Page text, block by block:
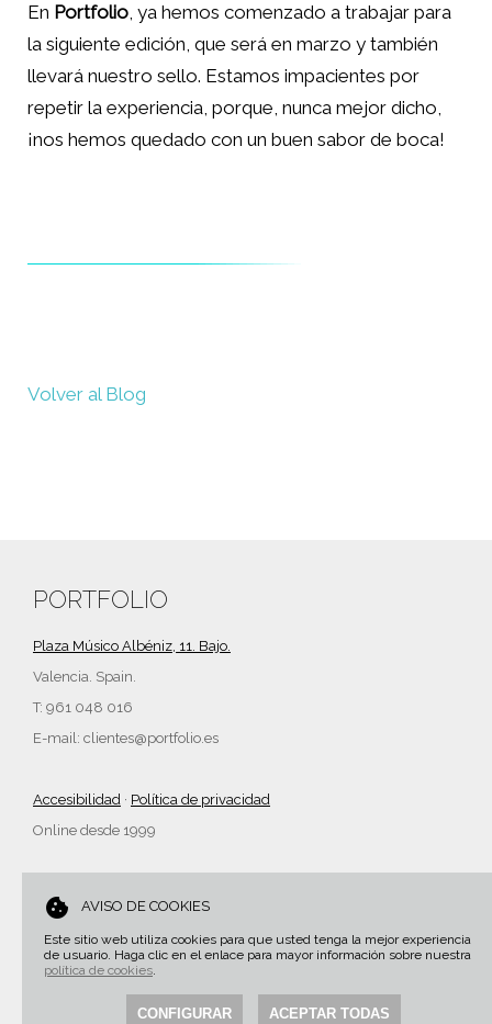
En Portfolio, ya hemos comenzado a trabajar para
la siguiente edición, que será en marzo y también
llevará nuestro sello. Estamos impacientes por
repetir la experiencia, porque, nunca mejor dicho,
¡nos hemos quedado con un buen sabor de boca!
Volver al Blog
PORTFOLIO
Plaza Músico Albéniz, 11. Bajo.
Valencia. Spain.
T: 961 048 016
E-mail: clientes@portfolio.es
Accesibilidad · Política de privacidad
Online desde 1999
cookie AVISO DE COOKIES
Este sitio web utiliza cookies para que usted tenga la mejor experiencia
de usuario. Haga clic en el enlace para mayor información sobre nuestra
política de cookies.
CONFIGURAR ACEPTAR TODAS